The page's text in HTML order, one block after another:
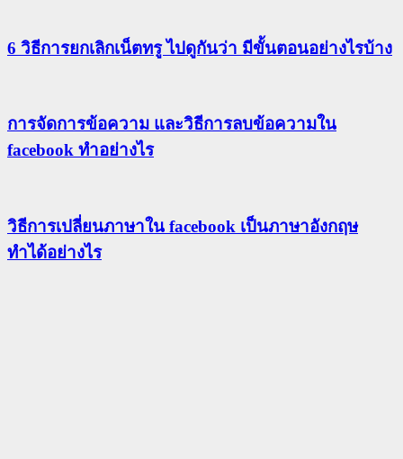
6 วิธีการยกเลิกเน็ตทรู ไปดูกันว่า มีขั้นตอนอย่างไรบ้าง
การจัดการข้อความ และวิธีการลบข้อความใน
facebook ทำอย่างไร
วิธีการเปลี่ยนภาษาใน facebook เป็นภาษาอังกฤษ
ทำได้อย่างไร